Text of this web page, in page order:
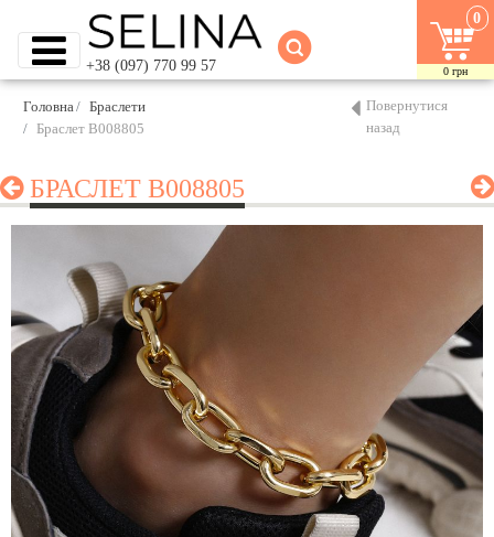
+38 (097) 770 99 57
0
0 грн
Головна
Браслети
Браслет B008805
Повернутися
назад
БРАСЛЕТ B008805